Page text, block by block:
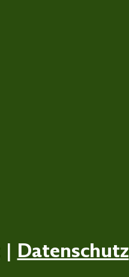
| Datenschutz